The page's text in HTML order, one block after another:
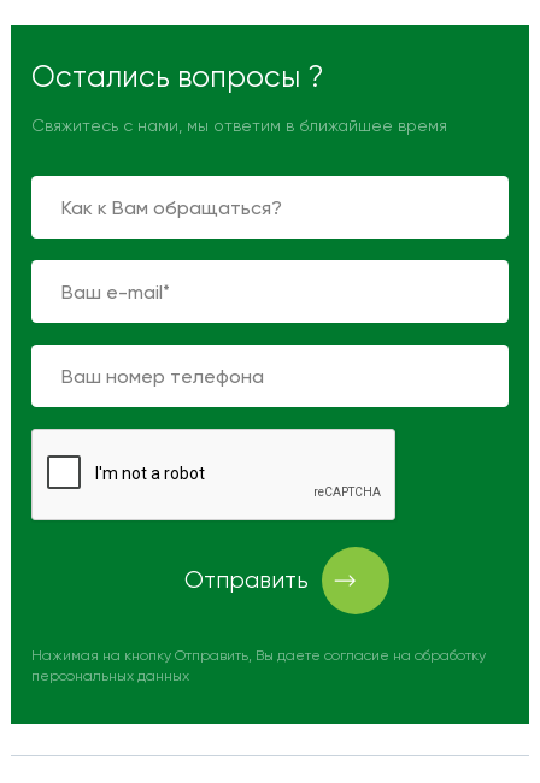
Остались вопросы ?
Свяжитесь с нами, мы ответим в ближайшее время
Отправить
Нажимая на кнопку Отправить, Вы даете согласие на обработку
персональных данных